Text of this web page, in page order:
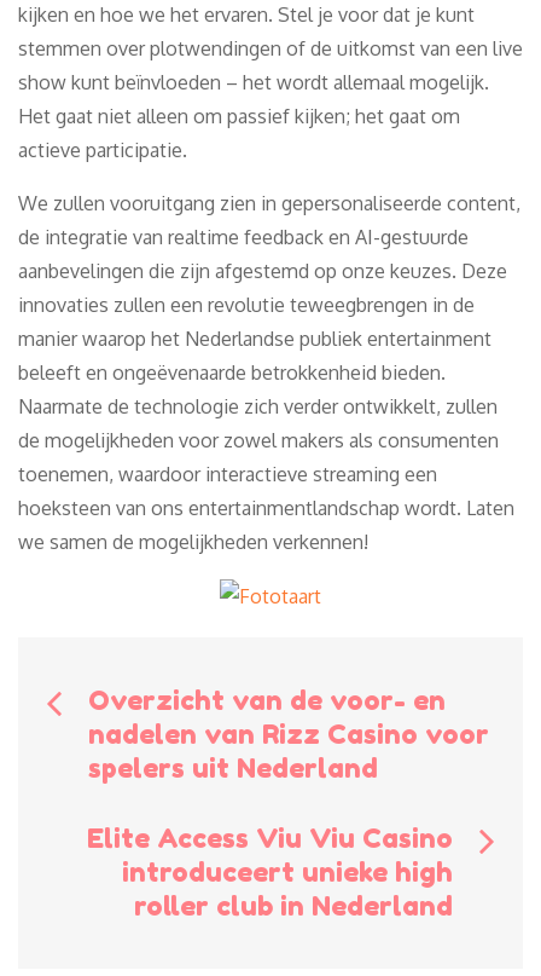
kijken en hoe we het ervaren. Stel je voor dat je kunt
stemmen over plotwendingen of de uitkomst van een live
show kunt beïnvloeden – het wordt allemaal mogelijk.
Het gaat niet alleen om passief kijken; het gaat om
actieve participatie.
We zullen vooruitgang zien in gepersonaliseerde content,
de integratie van realtime feedback en AI-gestuurde
aanbevelingen die zijn afgestemd op onze keuzes. Deze
innovaties zullen een revolutie teweegbrengen in de
manier waarop het Nederlandse publiek entertainment
beleeft en ongeëvenaarde betrokkenheid bieden.
Naarmate de technologie zich verder ontwikkelt, zullen
de mogelijkheden voor zowel makers als consumenten
toenemen, waardoor interactieve streaming een
hoeksteen van ons entertainmentlandschap wordt. Laten
we samen de mogelijkheden verkennen!
Bericht
navigatie
Overzicht van de voor- en
nadelen van Rizz Casino voor
spelers uit Nederland
Elite Access Viu Viu Casino
introduceert unieke high
roller club in Nederland